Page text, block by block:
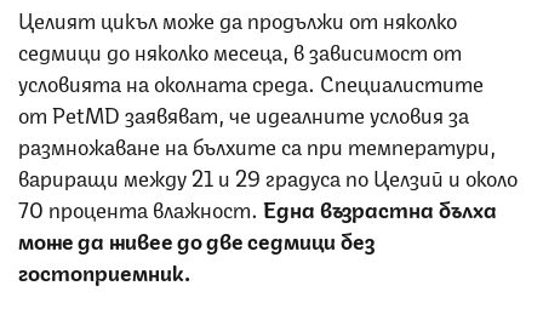
Целият цикъл може да продължи от няколко
седмици до няколко месеца, в зависимост от
условията на околната среда. Специалистите
от PetMD заявяват, че идеалните условия за
размножаване на бълхите са при температури,
вариращи между 21 и 29 градуса по Целзий и около
70 процента влажност. Една възрастна бълха
може да живее до две седмици без
гостоприемник.